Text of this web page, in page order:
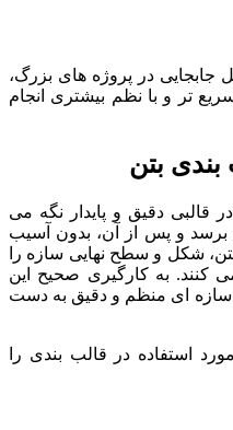
جابجایی در پروژه های بزرگ،
تر و با نظم بیشتری انجام
بندی بتن
قالبی دقیق و پایدار نگه می
برسد و پس از آن، بدون آسیب
شکل و سطح نهایی سازه را
کنند. به کارگیری صحیح این
سازه ای منظم و دقیق به دست
استفاده در قالب بندی را